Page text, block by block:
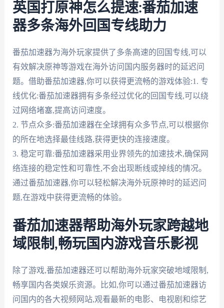
英国打原神怎么提速:番茄加速
器多条海外回国专线助力
番茄加速器为海外玩家提供了多条高速的回国专线,可以
有效解决原神等游戏在海外访问国内服务器时的延迟问
题。借助番茄加速器,你可以获得更流畅的游戏体验:1. 专
线优化:番茄加速器拥有多条经过优化的回国专线,可以绕
过网络堵塞,提高访问速度。
2. 节点众多:番茄加速器在全球拥有众多节点,可以根据你
的所在地选择最佳线路,获得更快的连接速度。
3. 稳定可靠:番茄加速器采用业界领先的加速技术,确保网
络连接的稳定性和可靠性,不会出现断线或掉线的情况。
通过番茄加速器,你可以轻松解决海外玩原神时的延迟问
题,在游戏中获得更流畅的体验。
番茄加速器帮助海外玩家跨越地
域限制,畅玩国内游戏音乐影视
除了游戏,番茄加速器还可以帮助海外玩家突破地域限制,
畅享国内各类娱乐资源。比如,你可以通过番茄加速器访
问国内的各大视频网站,观看最新的电影、电视剧和综艺